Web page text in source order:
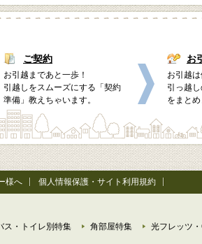
ご契約
お引越まであと一歩！
引越しをスムーズにする「契約
準備」教えちゃいます。
お
お引越
引っ越し
をまとめ
様へ 個人情報保護・サイト利用規約
ス・トイレ別特集 角部屋特集 光フレッツ